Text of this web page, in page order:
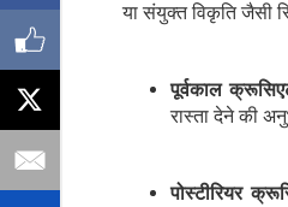
या संयुक्त विकृति जैसी
पूर्वकाल
रास्ता देने की
पोस्टीरियर